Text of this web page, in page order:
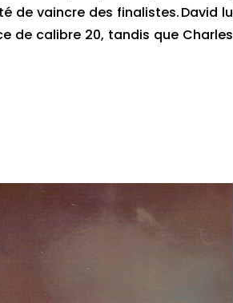
de vaincre des finalistes. David
de calibre 20, tandis que